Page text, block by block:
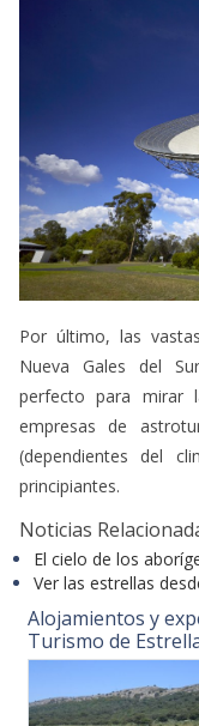
Por último, las
Nueva Gales del
perfecto para mirar
empresas de
(dependientes del
principiantes.
Noticias
El cielo de los
Ver las estrellas
Alojamientos y
Turismo de